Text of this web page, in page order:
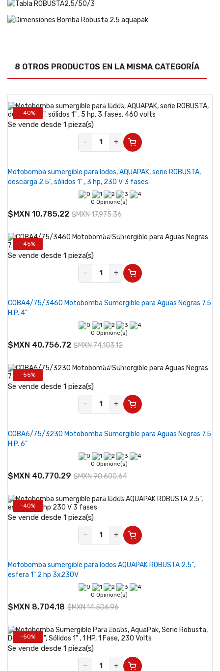
8 OTROS PRODUCTOS EN LA MISMA CATEGORÍA
-40%
Se vende desde 1 pieza(s)
−
+
Motobomba sumergible para lodos, AQUAPAK, serie ROBUSTA,
descarga 2.5", sólidos 1" , 3 hp, 230 V 3 fases
0 Opinione(s)
$MXN 10,785.22 $MXN 17,975.36
-45%
Se vende desde 1 pieza(s)
−
+
COBA4/75/3460 Motobomba Sumergible para Aguas Negras 7.5
H.P. 4”
0 Opinione(s)
$MXN 40,756.72 $MXN 74,103.12
-55%
Se vende desde 1 pieza(s)
−
+
COBA6/75/3230 Motobomba Sumergible para Aguas Negras 7.5
H.P. 6”
0 Opinione(s)
$MXN 40,770.29 $MXN 90,600.64
-40%
Se vende desde 1 pieza(s)
−
+
Motobomba sumergible para lodos AQUAPAK ROBUSTA 2.5",
esfera 1" 2 hp 3x230V
0 Opinione(s)
$MXN 8,704.18 $MXN 14,506.96
-50%
Se vende desde 1 pieza(s)
−
+